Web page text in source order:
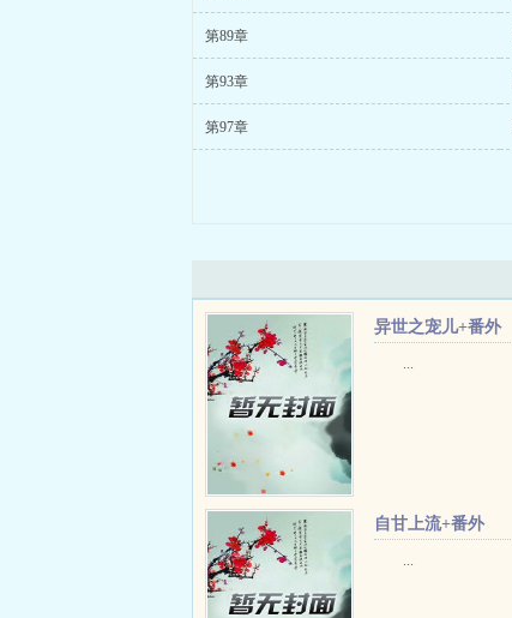
第89章
第93章
第97章
异世之宠儿+番外
...
自甘上流+番外
...